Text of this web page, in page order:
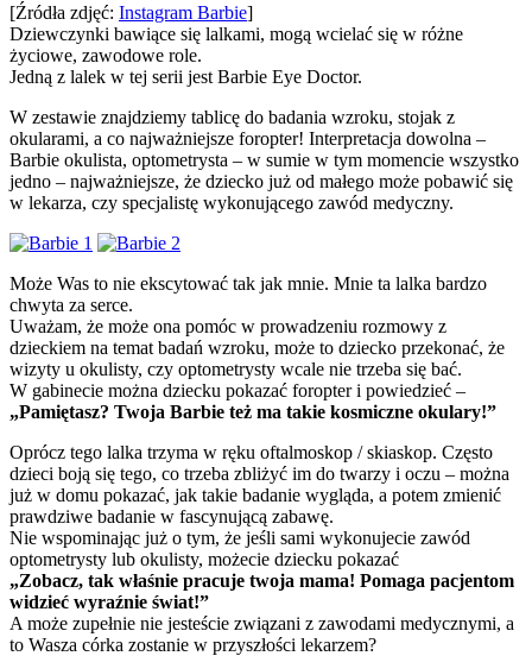
[Źródła zdjęć: Instagram Barbie]
Dziewczynki bawiące się lalkami, mogą wcielać się w różne
życiowe, zawodowe role.
Jedną z lalek w tej serii jest Barbie Eye Doctor.
W zestawie znajdziemy tablicę do badania wzroku, stojak z
okularami, a co najważniejsze foropter! Interpretacja dowolna –
Barbie okulista, optometrysta – w sumie w tym momencie wszystko
jedno – najważniejsze, że dziecko już od małego może pobawić się
w lekarza, czy specjalistę wykonującego zawód medyczny.
Może Was to nie ekscytować tak jak mnie. Mnie ta lalka bardzo
chwyta za serce.
Uważam, że może ona pomóc w prowadzeniu rozmowy z
dzieckiem na temat badań wzroku, może to dziecko przekonać, że
wizyty u okulisty, czy optometrysty wcale nie trzeba się bać.
W gabinecie można dziecku pokazać foropter i powiedzieć –
„Pamiętasz? Twoja Barbie też ma takie kosmiczne okulary!”
Oprócz tego lalka trzyma w ręku oftalmoskop / skiaskop. Często
dzieci boją się tego, co trzeba zbliżyć im do twarzy i oczu – można
już w domu pokazać, jak takie badanie wygląda, a potem zmienić
prawdziwe badanie w fascynującą zabawę.
Nie wspominając już o tym, że jeśli sami wykonujecie zawód
optometrysty lub okulisty, możecie dziecku pokazać
„Zobacz, tak właśnie pracuje twoja mama! Pomaga pacjentom
widzieć wyraźnie świat!”
A może zupełnie nie jesteście związani z zawodami medycznymi, a
to Wasza córka zostanie w przyszłości lekarzem?